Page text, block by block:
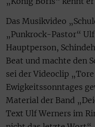
Das Musikvideo
„Punkrock-Pastor“
Hauptperson,
Beat und machte den
sei der Videoclip
Ewigkeitssonntages
Material der Band
Text Ulf Werners im